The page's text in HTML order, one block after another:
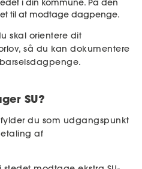
i din kommune. På den
til at modtage dagpenge.
skal orientere dit
så du kan dokumentere
SU?
du som udgangspunkt
af